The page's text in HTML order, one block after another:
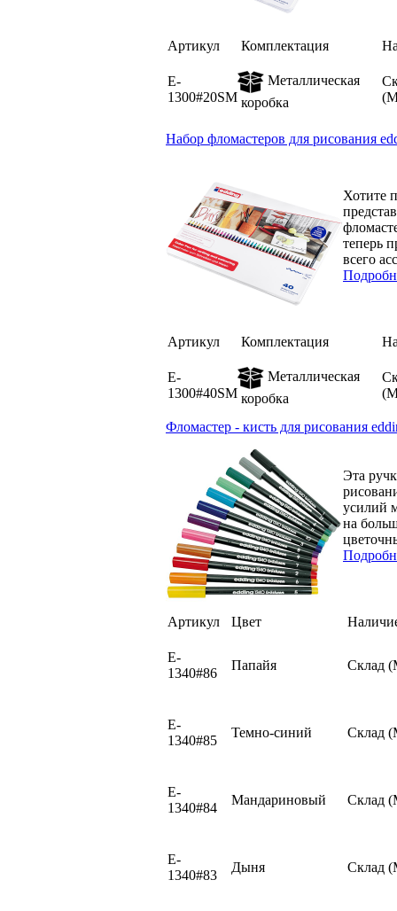
Артикул Комплектация
E-
1300#20SM
Металлическая
коробка
Набор фломастеров для рисования
Хотите
теперь
всего
Артикул Комплектация
E-
1300#40SM
Металлическая
коробка
Фломастер - кисть для рисования
Эта
усилий
на
Артикул Цвет
E-
1340#86
Папайя Склад
E-
1340#85
Темно-синий Склад
E-
1340#84
Мандариновый Склад
E-
1340#83
Дыня Склад